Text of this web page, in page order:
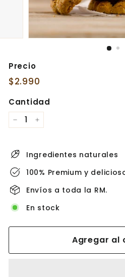
Precio
Precio
$2.990
Cantidad
− +
Ingredientes naturales
100% Premium y
Envíos a toda la RM.
En stock
Agregar al